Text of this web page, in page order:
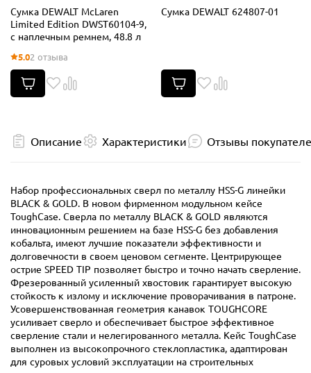
Сумка DEWALT McLaren
Limited Edition DWST60104-9,
с наплечным ремнем, 48.8 л
5.02 отзыва
Сумка DEWALT 624807-01
Описание Характеристики Отзывы
Набор профессиональных сверл по металлу HSS-G линейки
BLACK & GOLD. В новом фирменном модульном кейсе
ToughCase. Сверла по металлу BLACK & GOLD являются
инновационным решением на базе HSS-G без добавления
кобальта, имеют лучшие показатели эффективности и
долговечности в своем ценовом сегменте. Центрирующее
острие SPEED TIP позволяет быстро и точно начать сверление.
Фрезерованный усиленный хвостовик гарантирует высокую
стойкость к излому и исключение проворачивания в патроне.
Усовершенствованная геометрия канавок TOUGHCORE
усиливает сверло и обеспечивает быстрое эффективное
сверление стали и нелегированного металла. Кейс ToughCase
выполнен из высокопрочного стеклопластика, адаптирован
для суровых условий эксплуатации на строительных